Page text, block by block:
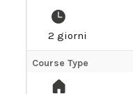
2 giorni
Course Type